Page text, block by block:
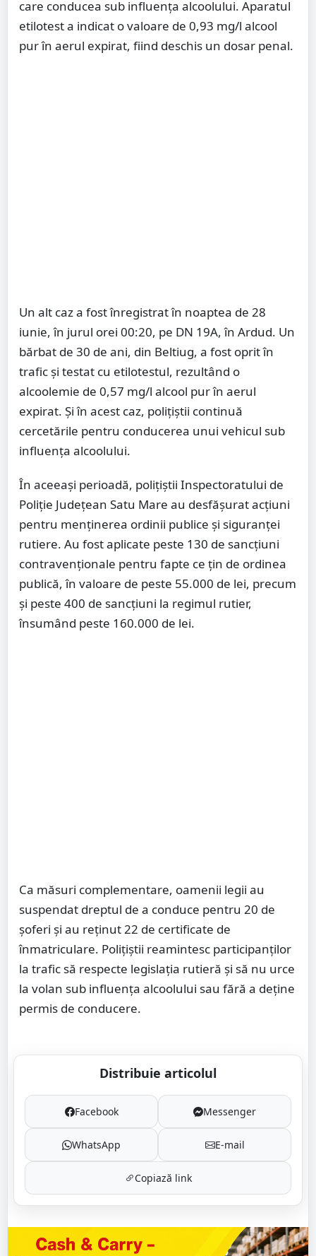
care conducea sub influența alcoolului. Aparatul
etilotest a indicat o valoare de 0,93 mg/l alcool
pur în aerul expirat, fiind deschis un dosar penal.
Un alt caz a fost înregistrat în noaptea de 28
iunie, în jurul orei 00:20, pe DN 19A, în Ardud. Un
bărbat de 30 de ani, din Beltiug, a fost oprit în
trafic și testat cu etilotestul, rezultând o
alcoolemie de 0,57 mg/l alcool pur în aerul
expirat. Și în acest caz, polițiștii continuă
cercetările pentru conducerea unui vehicul sub
influența alcoolului.
În aceeași perioadă, polițiștii Inspectoratului de
Poliție Județean Satu Mare au desfășurat acțiuni
pentru menținerea ordinii publice și siguranței
rutiere. Au fost aplicate peste 130 de sancțiuni
contravenționale pentru fapte ce țin de ordinea
publică, în valoare de peste 55.000 de lei, precum
și peste 400 de sancțiuni la regimul rutier,
însumând peste 160.000 de lei.
Ca măsuri complementare, oamenii legii au
suspendat dreptul de a conduce pentru 20 de
șoferi și au reținut 22 de certificate de
înmatriculare. Polițiștii reamintesc participanților
la trafic să respecte legislația rutieră și să nu urce
la volan sub influența alcoolului sau fără a deține
permis de conducere.
Distribuie articolul
Facebook Messenger
WhatsApp E-mail
Copiază link